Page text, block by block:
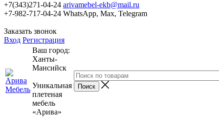
+7(343)271-04-24 arivamebel-ekb@mail.ru
+7-982-717-04-24 WhatsApp, Max, Telegram
Заказать звонок
Вход Регистрация
Ваш город:
Ханты-
Мансийск
Уникальная
плетеная
мебель
«Арива»